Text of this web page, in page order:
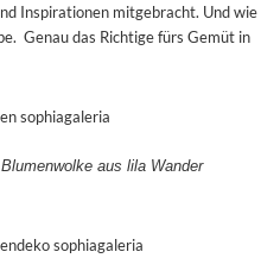
Inspirationen mitgebracht. Und wie
Genau das Richtige fürs Gemüt in
aus lila Wander